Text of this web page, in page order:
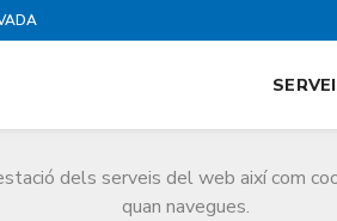
dels serveis del web així com
quan navegues.